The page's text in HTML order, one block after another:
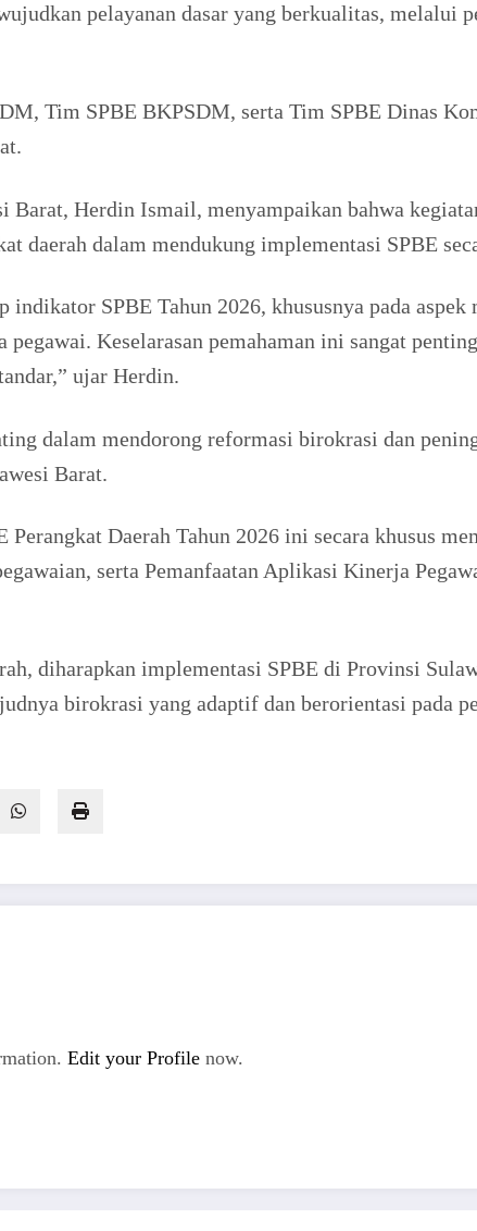
pelayanan dasar yang berkualitas, melalui
Tim SPBE BKPSDM, serta Tim SPBE Dinas
Herdin Ismail, menyampaikan bahwa
daerah dalam mendukung implementasi SPBE
SPBE Tahun 2026, khususnya pada
Keselarasan pemahaman ini sangat
ujar Herdin.
dalam mendorong reformasi birokrasi dan
Barat.
Daerah Tahun 2026 ini secara khusus
serta Pemanfaatan Aplikasi Kinerja
diharapkan implementasi SPBE di Provinsi
birokrasi yang adaptif dan berorientasi pada
Edit your Profile now.